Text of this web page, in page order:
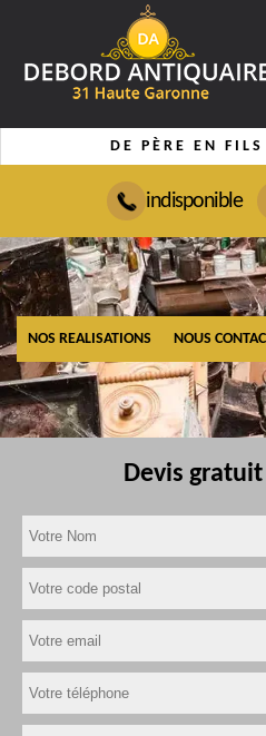
DE PÈRE EN
indisponible
NOS REALISATIONS NOUS
Devis